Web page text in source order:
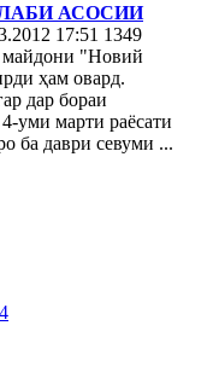
АСОСИИ
17:51 1349
майдони "Новий
ҳам овард.
дар бораи
уми марти раёсати
ба даври севуми ...